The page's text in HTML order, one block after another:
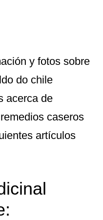
y fotos sobre
do chile
acerca de
caseros
artículos